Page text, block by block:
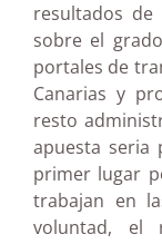
resultados de
sobre el
portales de
Canarias y
resto
apuesta seria
primer lugar
trabajan en
voluntad, el